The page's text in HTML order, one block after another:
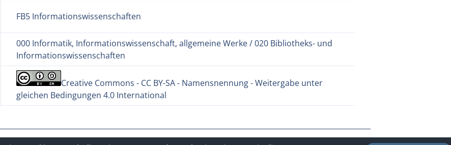
FB5 Informationswissenschaften
000 Informatik, Informationswissenschaft, allgemeine Werke / 020 Bibliotheks- und
Informationswissenschaften
Creative Commons - CC BY-SA - Namensnennung - Weitergabe unter
gleichen Bedingungen 4.0 International